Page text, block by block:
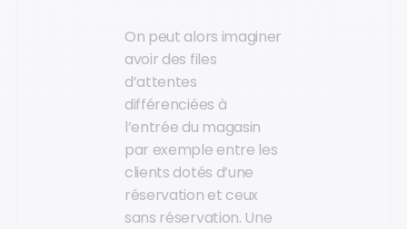
On peut alors imaginer
avoir des files
d’attentes
différenciées à
l’entrée du magasin
par exemple entre les
clients dotés d’une
réservation et ceux
sans réservation. Une